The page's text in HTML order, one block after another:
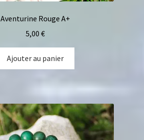
Aventurine Rouge A+
5,00 €
Ajouter au panier